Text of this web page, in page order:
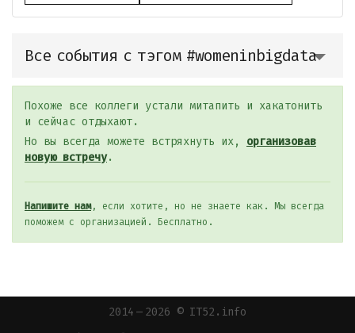
Все события с тэгом #womeninbigdata
Похоже все коллеги устали митапить и хакатонить
и сейчас отдыхают.
Но вы всегда можете встряхнуть их, организовав
новую встречу.
Напишите нам, если хотите, но не знаете как. Мы всегда
поможем с организацией. Бесплатно.
2014 — 2026 © IT52.info